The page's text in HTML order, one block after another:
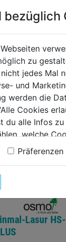
Lasur HS-
zu
jedes Mal
und
werden die
Cookies
du alle Infos
welche
findest du
Präferenzen